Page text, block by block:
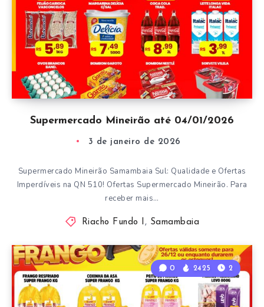
Supermercado Mineirão até 04/01/2026
3 de janeiro de 2026
Supermercado Mineirão Samambaia Sul: Qualidade e Ofertas
Imperdíveis na QN 510! Ofertas Supermercado Mineirão. Para
receber mais…
Riacho Fundo I , Samambaia
0 2425 2